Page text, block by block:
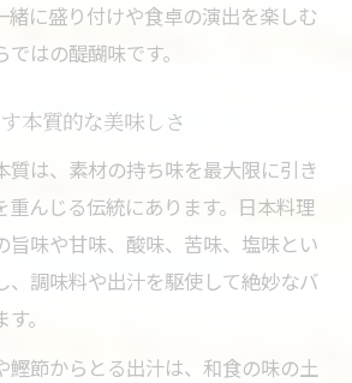
の伝統理論が示す調理技法
かした日本料理の奥義に迫る
史から学ぶ味わいの理論
伝統食一覧で分かる本質
できる本格日本料理への第一歩
める日本料理の基本技法
を身近に感じる実践ポイント
調味料選びが味を左右する理由
緒に盛り付けや食卓の演出を楽しむ
はの醍醐味です。
本質的な美味しさ
質は、素材の持ち味を最大限に引き
重んじる伝統にあります。日本料理
旨味や甘味、酸味、苦味、塩味とい
、調味料や出汁を駆使して絶妙なバ
。
鰹節からとる出汁は、和食の味の土